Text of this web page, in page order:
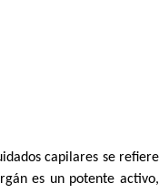
capilares se refiere
es un potente activo,